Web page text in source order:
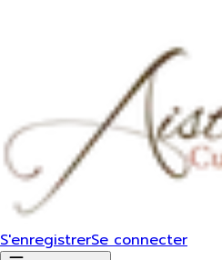
S'enregistrerSe connecter